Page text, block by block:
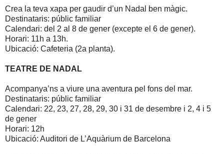
Crea la teva xapa per gaudir d’un Nadal ben màgic.
Destinataris: públic familiar
Calendari: del 2 al 8 de gener (excepte el 6 de gener).
Horari: 11h a 13h.
Ubicació: Cafeteria (2a planta).
TEATRE DE NADAL
Acompanya’ns a viure una aventura pel fons del mar.
Destinataris: públic familiar
Calendari: 22, 23, 27, 28, 29, 30 i 31 de desembre i 2, 4 i 5
de gener
Horari: 12h
Ubicació: Auditori de L’Aquàrium de Barcelona